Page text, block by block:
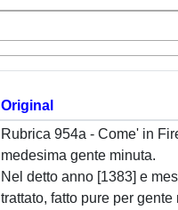
Original
Rubrica 954a - Come' in
medesima gente minuta.
Nel detto anno [1383] e
trattato, fatto pure per